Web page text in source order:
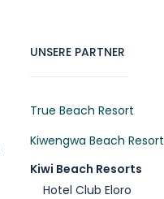
UNSERE PARTNER
True Beach Resort
Kiwengwa Beach Resort
Kiwi Beach Resorts
Hotel Club Eloro